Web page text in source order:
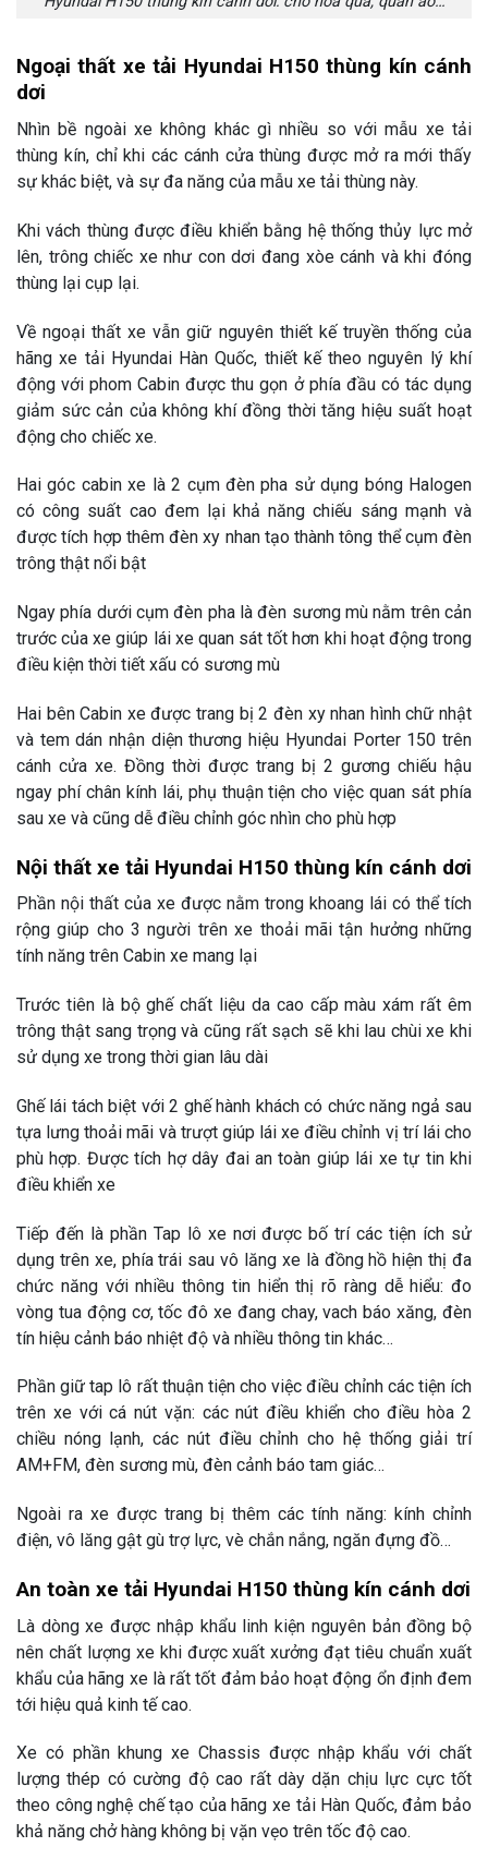
Ngoại thất xe tải Hyundai H150 thùng kín cánh
dơi
Nhìn bề ngoài xe không khác gì nhiều so với mẫu xe tải
thùng kín, chỉ khi các cánh cửa thùng được mở ra mới thấy
sự khác biệt, và sự đa năng của mẫu xe tải thùng này.
Khi vách thùng được điều khiển bằng hệ thống thủy lực mở
lên, trông chiếc xe như con dơi đang xòe cánh và khi đóng
thùng lại cụp lại.
Về ngoại thất xe vẫn giữ nguyên thiết kế truyền thống của
hãng xe tải Hyundai Hàn Quốc, thiết kế theo nguyên lý khí
động với phom Cabin được thu gọn ở phía đầu có tác dụng
giảm sức cản của không khí đồng thời tăng hiệu suất hoạt
động cho chiếc xe.
Hai góc cabin xe là 2 cụm đèn pha sử dụng bóng Halogen
có công suất cao đem lại khả năng chiếu sáng mạnh và
được tích hợp thêm đèn xy nhan tạo thành tông thể cụm đèn
trông thật nổi bật
Ngay phía dưới cụm đèn pha là đèn sương mù nằm trên cản
trước của xe giúp lái xe quan sát tốt hơn khi hoạt động trong
điều kiện thời tiết xấu có sương mù
Hai bên Cabin xe được trang bị 2 đèn xy nhan hình chữ nhật
và tem dán nhận diện thương hiệu Hyundai Porter 150 trên
cánh cửa xe. Đồng thời được trang bị 2 gương chiếu hậu
ngay phí chân kính lái, phụ thuận tiện cho việc quan sát phía
sau xe và cũng dễ điều chỉnh góc nhìn cho phù hợp
Nội thất xe tải Hyundai H150 thùng kín cánh dơi
Phần nội thất của xe được nằm trong khoang lái có thể tích
rộng giúp cho 3 người trên xe thoải mãi tận hưởng những
tính năng trên Cabin xe mang lại
Trước tiên là bộ ghế chất liệu da cao cấp màu xám rất êm
trông thật sang trọng và cũng rất sạch sẽ khi lau chùi xe khi
sử dụng xe trong thời gian lâu dài
Ghế lái tách biệt với 2 ghế hành khách có chức năng ngả sau
tựa lưng thoải mãi và trượt giúp lái xe điều chỉnh vị trí lái cho
phù hợp. Được tích hợ dây đai an toàn giúp lái xe tự tin khi
điều khiển xe
Tiếp đến là phần Tap lô xe nơi được bố trí các tiện ích sử
dụng trên xe, phía trái sau vô lăng xe là đồng hồ hiện thị đa
chức năng với nhiều thông tin hiển thị rõ ràng dễ hiểu: đo
vòng tua động cơ, tốc đô xe đang chay, vach báo xăng, đèn
tín hiệu cảnh báo nhiệt độ và nhiều thông tin khác…
Phần giữ tap lô rất thuận tiện cho việc điều chỉnh các tiện ích
trên xe với cá nút vặn: các nút điều khiển cho điều hòa 2
chiều nóng lạnh, các nút điều chỉnh cho hệ thống giải trí
AM+FM, đèn sương mù, đèn cảnh báo tam giác…
Ngoài ra xe được trang bị thêm các tính năng: kính chỉnh
điện, vô lăng gật gù trợ lực, vè chắn nắng, ngăn đựng đồ…
An toàn xe tải Hyundai H150 thùng kín cánh dơi
Là dòng xe được nhập khẩu linh kiện nguyên bản đồng bộ
nên chất lượng xe khi được xuất xưởng đạt tiêu chuẩn xuất
khẩu của hãng xe là rất tốt đảm bảo hoạt động ổn định đem
tới hiệu quả kinh tế cao.
Xe có phần khung xe Chassis được nhập khẩu với chất
lượng thép có cường độ cao rất dày dặn chịu lực cực tốt
theo công nghệ chế tạo của hãng xe tải Hàn Quốc, đảm bảo
khả năng chở hàng không bị vặn vẹo trên tốc độ cao.